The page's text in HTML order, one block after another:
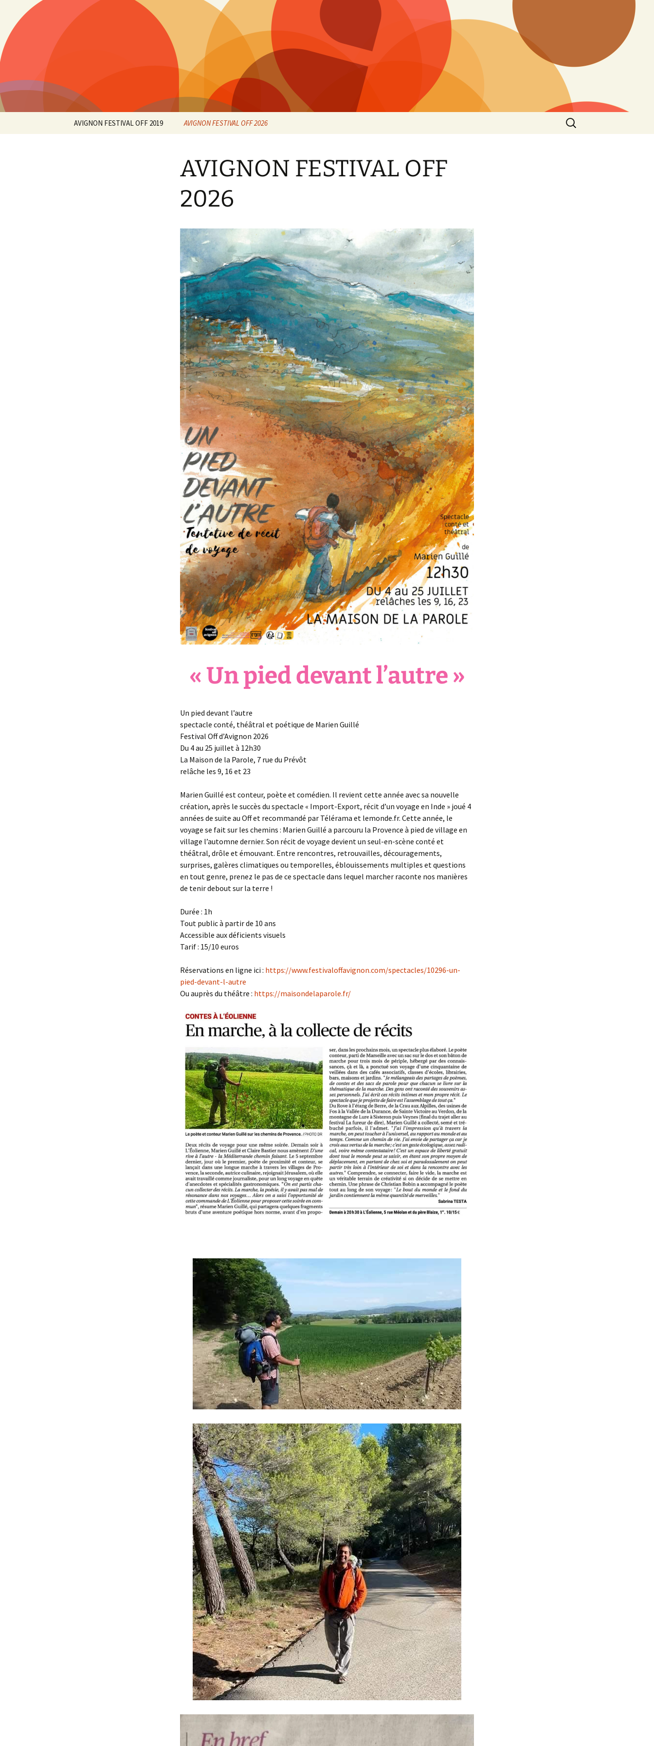
contenu
AVIGNON FESTIVAL OFF 2019 AVIGNON FESTIVAL OFF 2026
Rechercher :
AVIGNON FESTIVAL OFF
2026
« Un pied devant l’autre »
Un pied devant l’autre
spectacle conté, théâtral et poétique de Marien Guillé
Festival Off d’Avignon 2026
Du 4 au 25 juillet à 12h30
La Maison de la Parole, 7 rue du Prévôt
relâche les 9, 16 et 23
Marien Guillé est conteur, poète et comédien. Il revient cette année avec sa nouvelle
création, après le succès du spectacle « Import-Export, récit d’un voyage en Inde » joué 4
années de suite au Off et recommandé par Télérama et lemonde.fr. Cette année, le
voyage se fait sur les chemins : Marien Guillé a parcouru la Provence à pied de village en
village l’automne dernier. Son récit de voyage devient un seul-en-scène conté et
théâtral, drôle et émouvant. Entre rencontres, retrouvailles, découragements,
surprises, galères climatiques ou temporelles, éblouissements multiples et questions
en tout genre, prenez le pas de ce spectacle dans lequel marcher raconte nos manières
de tenir debout sur la terre !
Durée : 1h
Tout public à partir de 10 ans
Accessible aux déficients visuels
Tarif : 15/10 euros
Réservations en ligne ici : https://www.festivaloffavignon.com/spectacles/10296-un-
pied-devant-l-autre
Ou auprès du théâtre : https://maisondelaparole.fr/